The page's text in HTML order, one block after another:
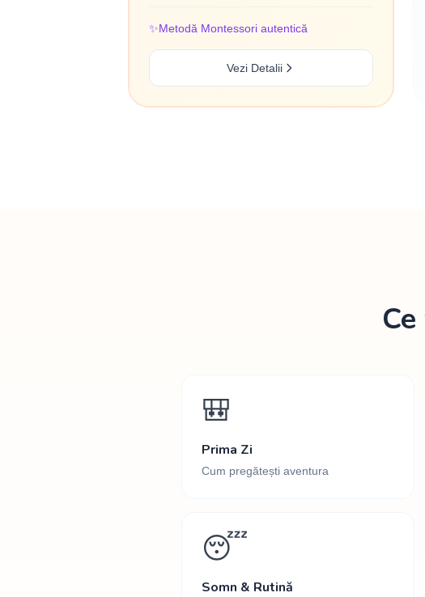
✨Metodă Montessori autentică
Vezi Detalii
🎒
Prima Zi
Cum pregătești aventura
😴
Somn & Rutină